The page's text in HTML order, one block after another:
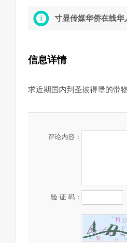
寸显传媒华侨在线华
信息详情
求近期国内到圣彼得堡的带
评论内容：
验 证 码：